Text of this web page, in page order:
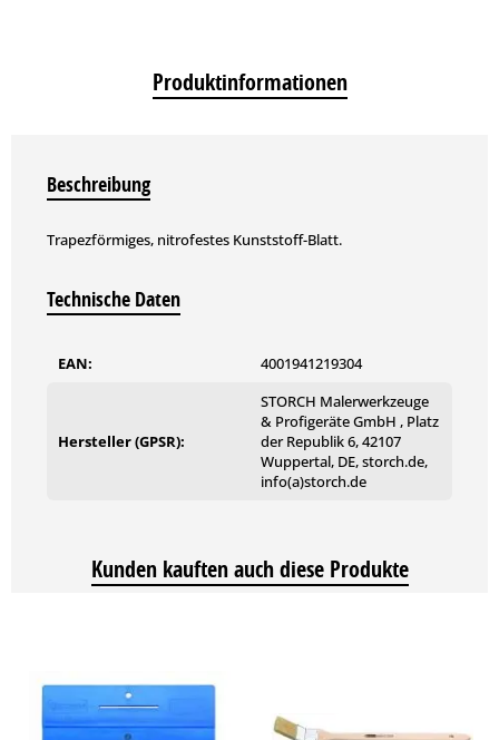
Produktinformationen
Beschreibung
Trapezförmiges, nitrofestes Kunststoff-Blatt.
Technische Daten
EAN: 4001941219304
Hersteller (GPSR):
STORCH Malerwerkzeuge
& Profigeräte GmbH , Platz
der Republik 6, 42107
Wuppertal, DE, storch.de,
info(a)storch.de
Kunden kauften auch diese Produkte